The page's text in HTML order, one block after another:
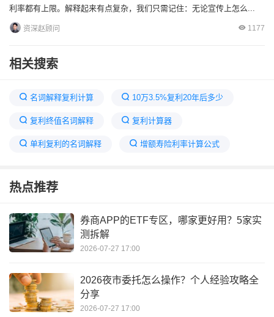
利率都有上限。解释起来有点复杂，我们只需记住：无论宣传上怎么...
资深赵顾问 1177
相关搜索
名词解释复利计算 10万3.5%复利20年后多少
复利终值名词解释 复利计算器
单利复利的名词解释 增额寿险利率计算公式
复利定义
10万3.5%复利表 什么是增额寿险产品
热点推荐
券商APP的ETF专区，哪家更好用？5家实
测拆解
2026-07-27 17:00
2026夜市委托怎么操作？个人经验攻略全
分享
2026-07-27 17:00